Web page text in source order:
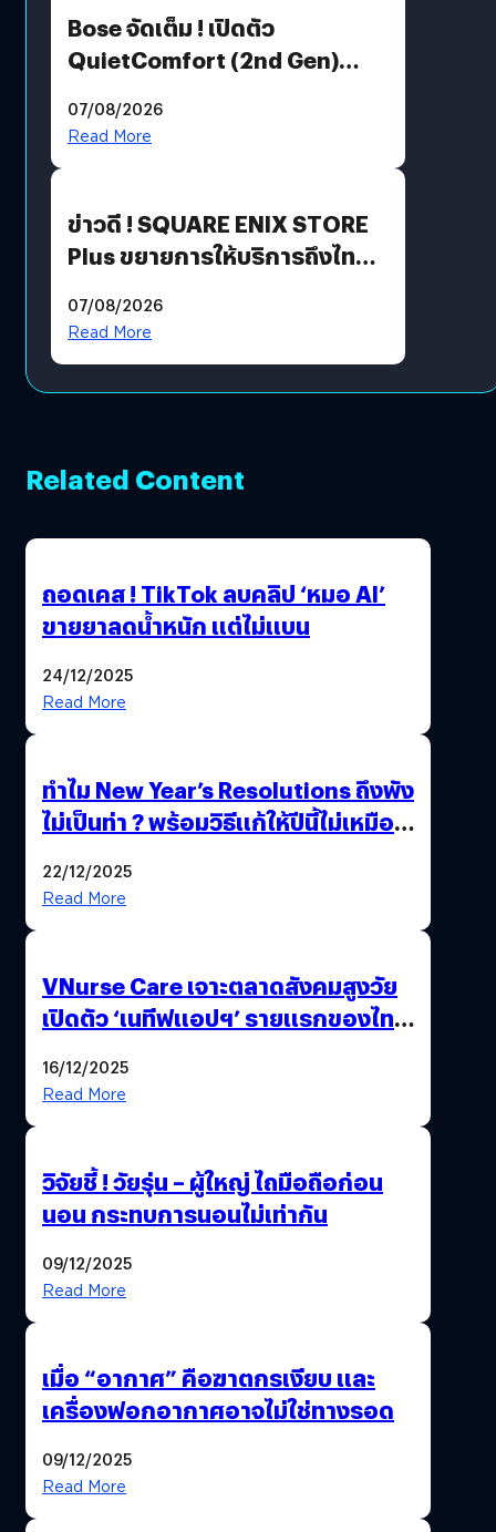
Bose จัดเต็ม ! เปิดตัว
QuietComfort (2nd Gen)
07/08/2026
Read More
ข่าวดี ! SQUARE ENIX STORE
Plus ขยายการให้บริการถึงไทย
โดยตรง
07/08/2026
Read More
Related Content
ถอดเคส ! TikTok ลบคลิป ‘หมอ AI’
ขายยาลดน้ำหนัก แต่ไม่แบน
24/12/2025
Read More
ทำไม New Year’s Resolutions ถึงพัง
ไม่เป็นท่า ? พร้อมวิธีแก้ให้ปีนี้ไม่เหมือน
22/12/2025
Read More
VNurse Care เจาะตลาดสังคมสูงวัย
เปิดตัว ‘เนทีฟแอปฯ’ รายแรกของไทย
จบในที่เดียว
16/12/2025
Read More
วิจัยชี้ ! วัยรุ่น – ผู้ใหญ่ ไถมือถือก่อน
นอน กระทบการนอนไม่เท่ากัน
09/12/2025
Read More
เมื่อ “อากาศ” คือฆาตกรเงียบ และ
เครื่องฟอกอากาศอาจไม่ใช่ทางรอด
09/12/2025
Read More